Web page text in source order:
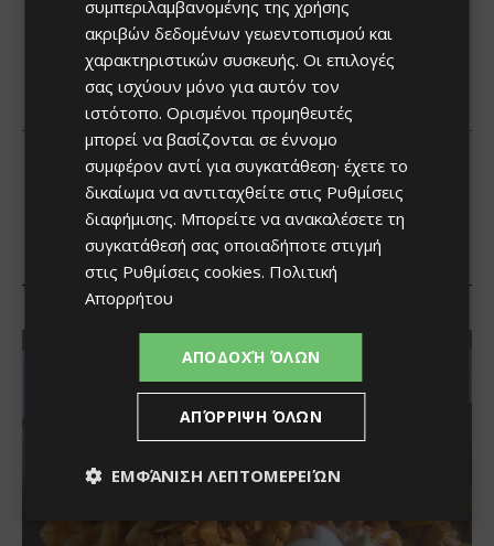
συμπεριλαμβανομένης της χρήσης
ακριβών δεδομένων γεωεντοπισμού και
χαρακτηριστικών συσκευής. Οι επιλογές
σας ισχύουν μόνο για αυτόν τον
ιστότοπο. Ορισμένοι προμηθευτές
μπορεί να βασίζονται σε έννομο
συμφέρον αντί για συγκατάθεση· έχετε το
δικαίωμα να αντιταχθείτε στις Ρυθμίσεις
διαφήμισης. Μπορείτε να ανακαλέσετε τη
συγκατάθεσή σας οποιαδήποτε στιγμή
στις Ρυθμίσεις cookies. Πολιτική
Απορρήτου
ΑΠΟΔΟΧΉ ΌΛΩΝ
ΑΠΌΡΡΙΨΗ ΌΛΩΝ
ΕΜΦΆΝΙΣΗ ΛΕΠΤΟΜΕΡΕΙΏΝ